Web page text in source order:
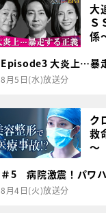
大
Ｓ
係
Episode3 大炎上…暴
8月5日(水)放送分
ク
救
～
＃5 病院激震！パワ
8月4日(火)放送分